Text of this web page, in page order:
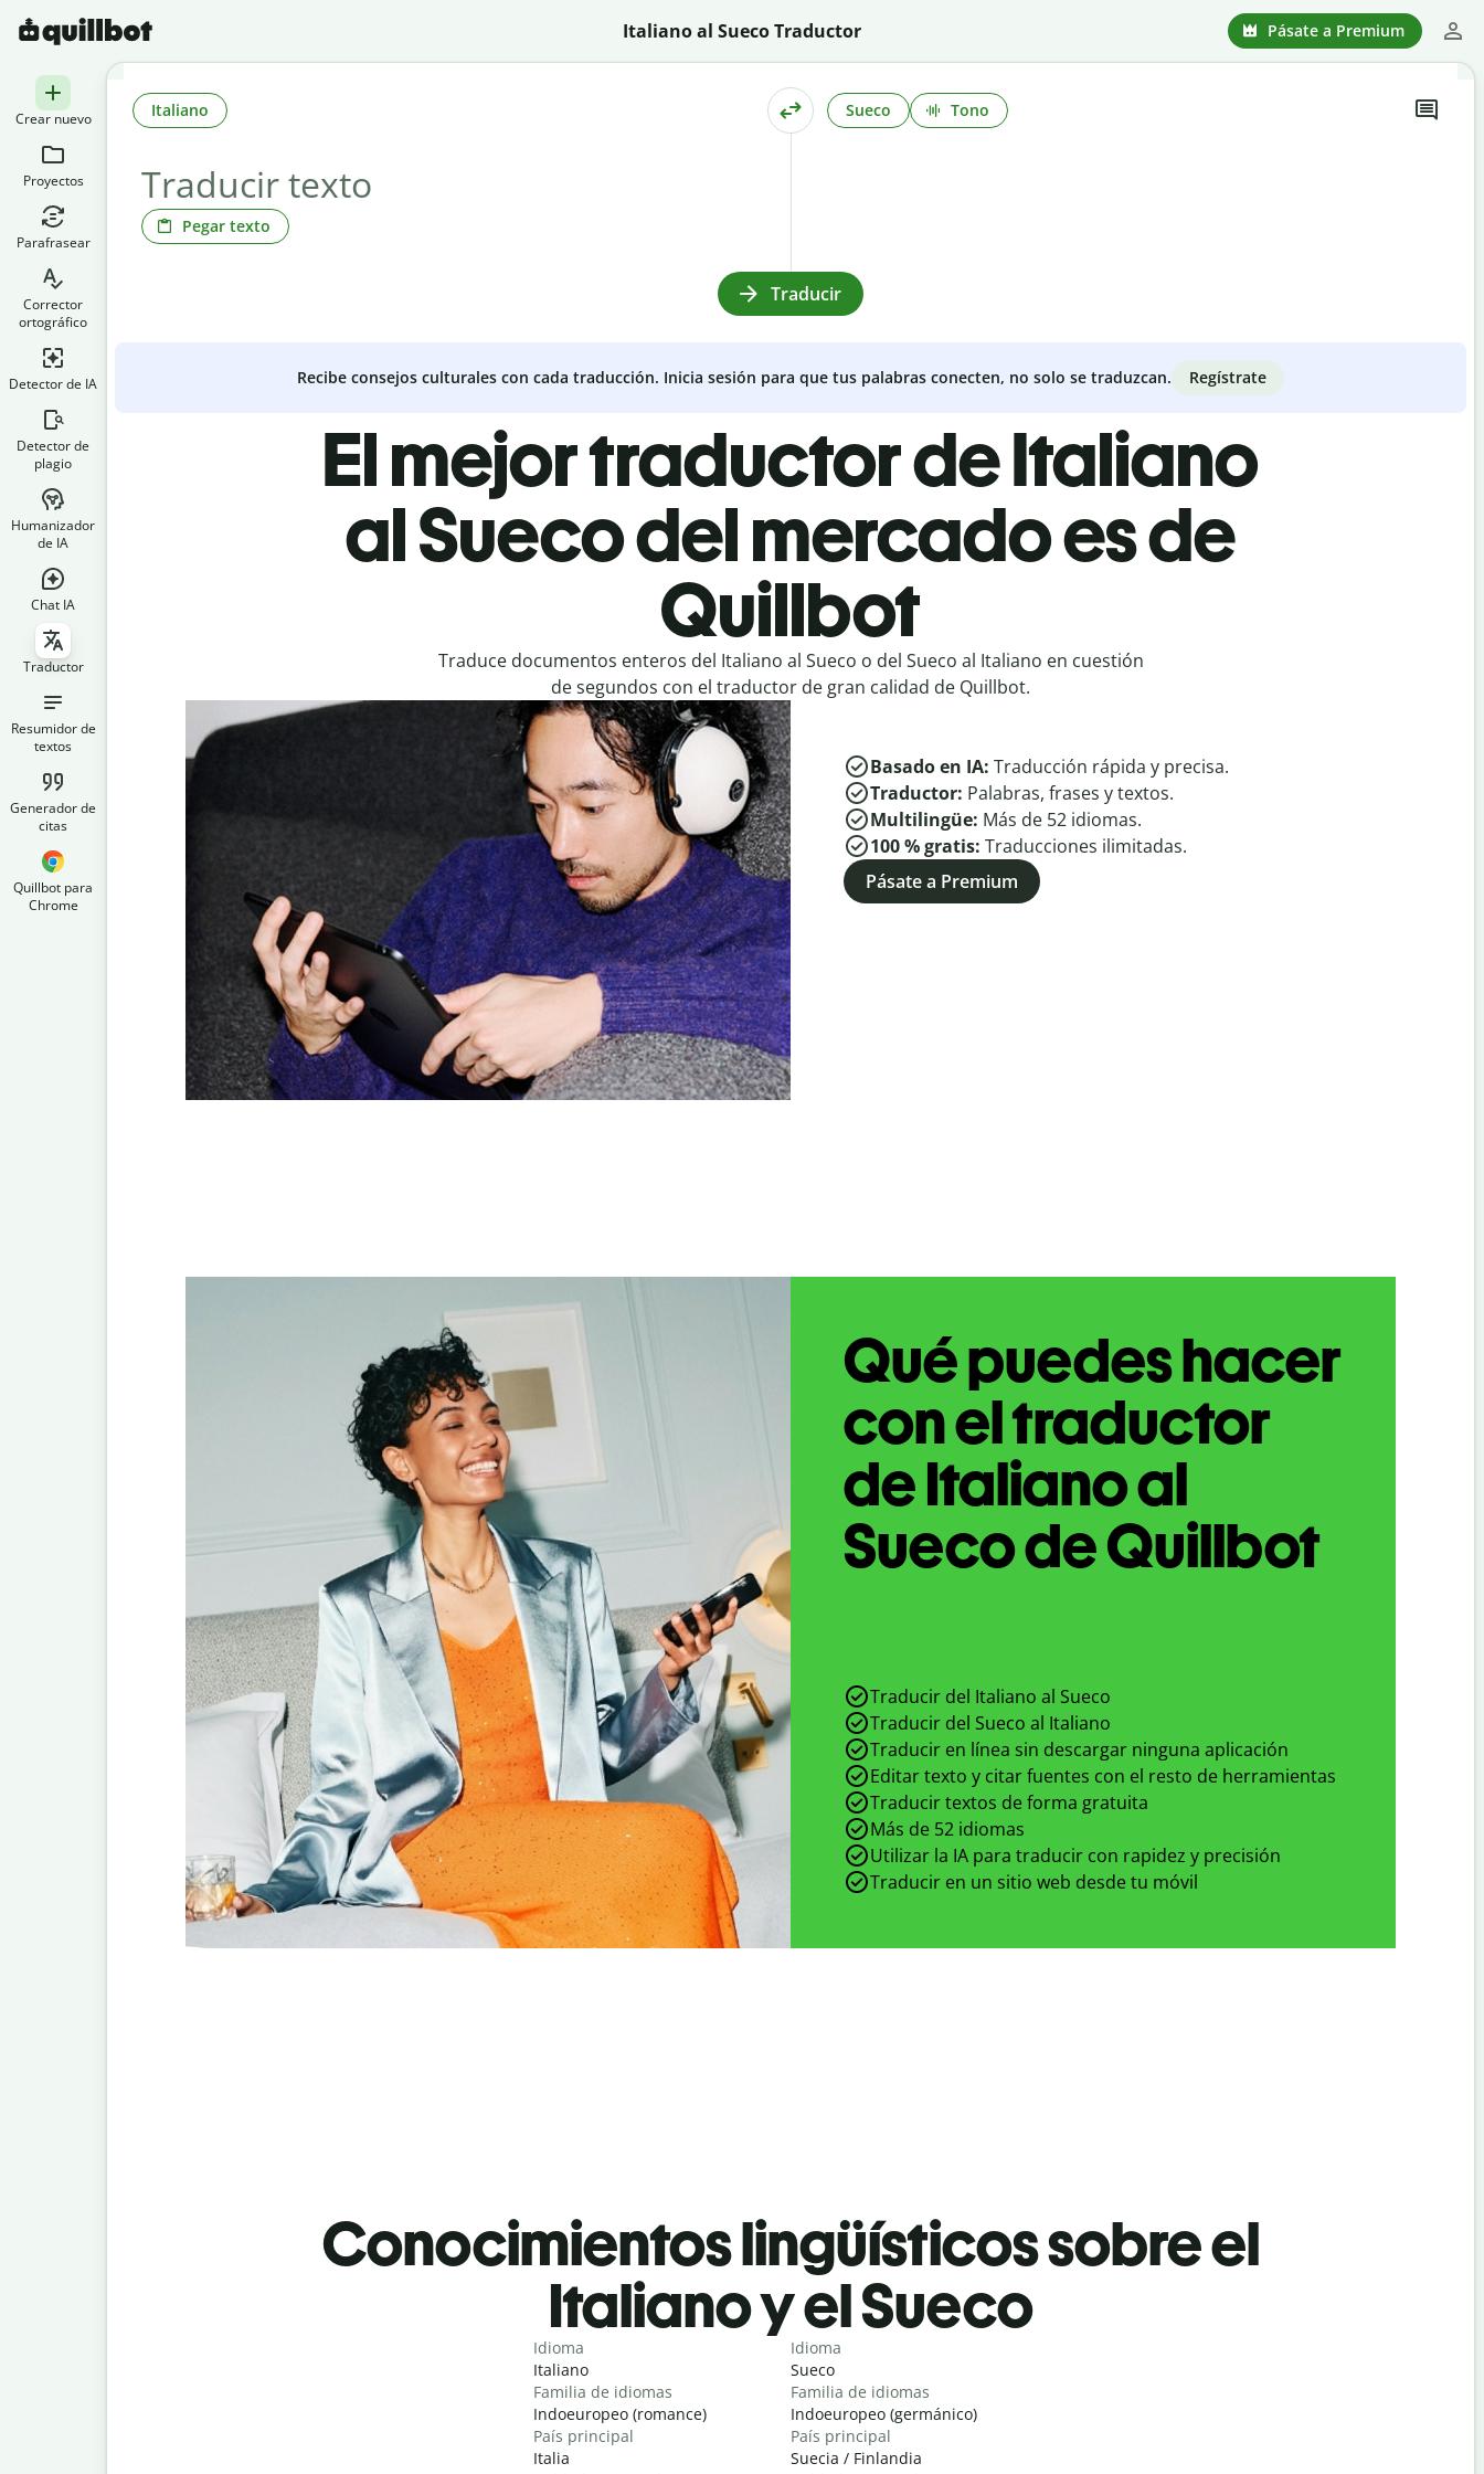
Italiano al Sueco Traductor Pásate a Premium
Crear nuevo
Proyectos
Parafrasear
Corrector
ortográfico
Detector de IA
Detector de
plagio
Humanizador
de IA
Chat IA
Traductor
Resumidor de
textos
Generador de
citas
Quillbot para
Chrome
Pegar texto
Italiano Sueco Tono
Traducir
Recibe consejos culturales con cada traducción. Inicia sesión para que tus palabras conecten, no solo se traduzcan. Regístrate
El mejor traductor de Italiano
al Sueco del mercado es de
Quillbot
Traduce documentos enteros del Italiano al Sueco o del Sueco al Italiano en cuestión
de segundos con el traductor de gran calidad de Quillbot.
Basado en IA: Traducción rápida y precisa.
Traductor: Palabras, frases y textos.
Multilingüe: Más de 52 idiomas.
100 % gratis: Traducciones ilimitadas.
Pásate a Premium
Qué puedes hacer
con el traductor
de Italiano al
Sueco de Quillbot
Traducir del Italiano al Sueco
Traducir del Sueco al Italiano
Traducir en línea sin descargar ninguna aplicación
Editar texto y citar fuentes con el resto de herramientas
Traducir textos de forma gratuita
Más de 52 idiomas
Utilizar la IA para traducir con rapidez y precisión
Traducir en un sitio web desde tu móvil
Conocimientos lingüísticos sobre el
Italiano y el Sueco
Idioma
Italiano
Familia de idiomas
Indoeuropeo (romance)
País principal
Italia
Idioma
Sueco
Familia de idiomas
Indoeuropeo (germánico)
País principal
Suecia / Finlandia